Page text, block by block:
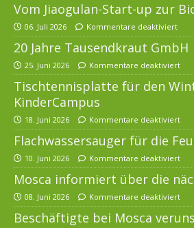
Vom Jiaogulan-Start-up zur
06. Juli 2026 Kommentare deaktiviert
20 Jahre Tausendkraut GmbH
25. Juni 2026 Kommentare deaktiviert
Tischtennisplatte für den
KinderCampus
18. Juni 2026 Kommentare deaktiviert
Flachwassersauger für die
10. Juni 2026 Kommentare deaktiviert
Mosca informiert über die
08. Juni 2026 Kommentare deaktiviert
Beschäftigte bei Mosca